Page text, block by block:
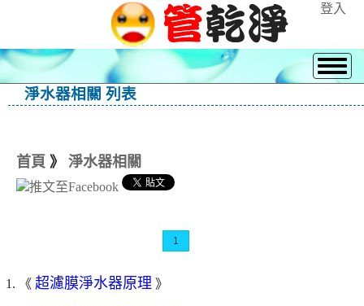
登入
淨水器相關 列表
首頁 》 淨水器相關
1
1. 《 超濾膜淨水器原理 》